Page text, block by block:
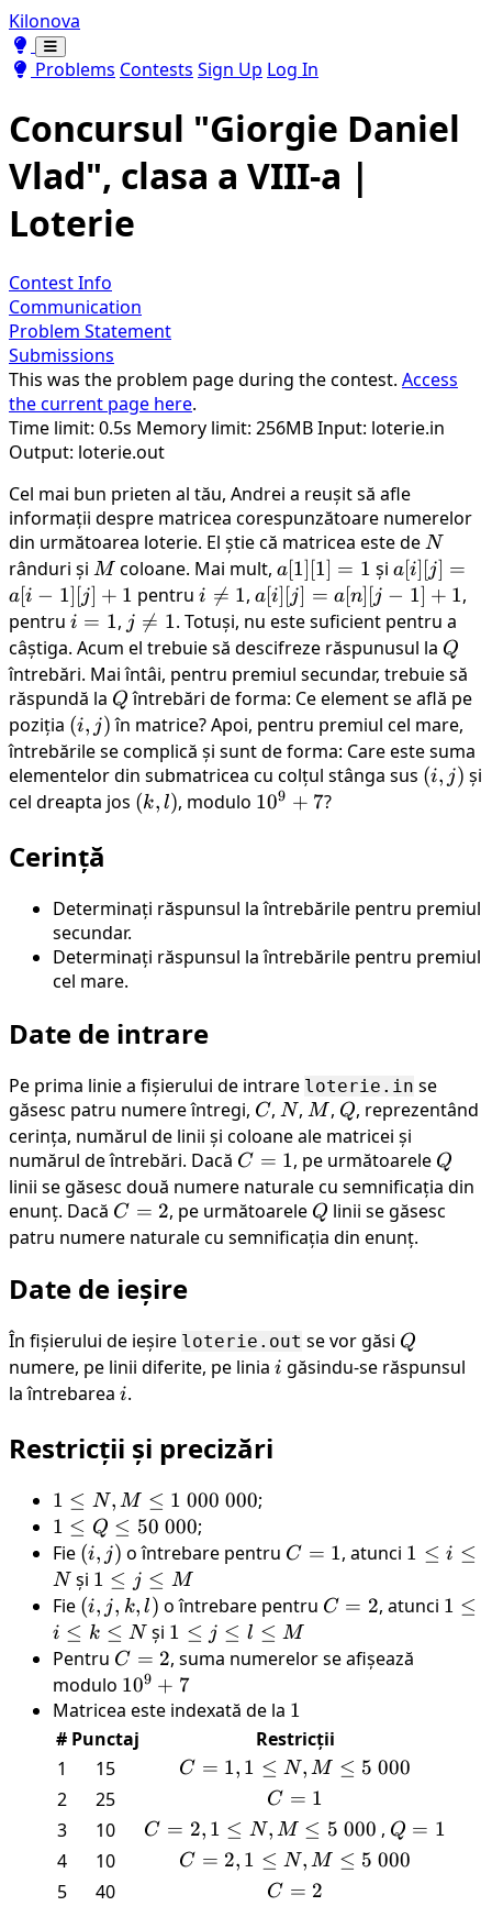
Kilonova
Toggle theme
Toggle theme
Problems Contests Sign Up Log In
Concursul "Giorgie Daniel
Vlad", clasa a VIII-a |
Loterie
Contest Info
Communication
Problem Statement
Submissions
This was the problem page during the contest. Access
the current page here.
Time limit: 0.5s Memory limit: 256MBInput: loterie.in
Output: loterie.out
Cel mai bun prieten al tău, Andrei a reușit să afle
informații despre matricea corespunzătoare numerelor
din următoarea loterie. El știe că matricea este deN
N
rânduri și M
M coloane. Mai mult,a[1]
[1]=1
a[1] [1] = 1 și a[i]
[j]=a[i-
1][j]+1
a[i] [j] =
a[i − 1] [j] + 1 pentrui\neq1
i 
= 1,a[i]
[j]=a[n]
[j-1]+1
a[i] [j] = a[n] [j − 1] + 1,
pentru i=1
i = 1, j\neq1
j 
= 1. Totuși, nu este suficient pentru a
câștiga. Acum el trebuie să descifreze răspunusul la Q
Q
întrebări. Mai întâi, pentru premiul secundar, trebuie să
răspundă la Q
Q întrebări de forma: Ce element se află pe
poziția (i,j)
(i, j)în matrice? Apoi, pentru premiul cel mare,
întrebările se complică și sunt de forma: Care este suma
elementelor din submatricea cu colțul stânga sus (i,j)
(i, j) și
cel dreapta jos (k,l)
(k, l), modulo 10^9+7
109 + 7?
Cerință
Determinați răspunsul la întrebările pentru premiul
secundar.
Determinați răspunsul la întrebările pentru premiul
cel mare.
Date de intrare
Pe prima linie a fișierului de intrare loterie.in se
găsesc patru numere întregi, C
C,N
N,M
M , Q
Q, reprezentând
cerința, numărul de linii și coloane ale matricei și
numărul de întrebări. Dacă C=1
C = 1, pe următoarele Q
Q
linii se găsesc două numere naturale cu semnificația din
enunț. Dacă C=2
C = 2, pe următoarele Q
Q linii se găsesc
patru numere naturale cu semnificația din enunț.
Date de ieșire
În fișierului de ieșire loterie.out se vor găsi Q
Q
numere, pe linii diferite, pe linia i
i găsindu-se răspunsul
la întrebarea i
i.
Restricții și precizări
1
\leq
N,
M
\leq
1 \
000
\
000
1 ≤ N, M ≤ 1 000 000;
1
\leq
Q
\leq
50
\
000
1 ≤ Q ≤ 50 000;
Fie (i,j)
(i, j) o întrebare pentru C=1
C = 1, atunci 1
i\leq
1 ≤ i ≤
N și 1
\leq
j\leq
M
1 ≤ j ≤ M
Fie (i,j,k,l)
(i, j, k, l) o întrebare pentru C=2
C = 2, atunci 1
1 ≤
i ≤ k ≤ N și 1
\leq
j
\leq
\leq
1 ≤ j ≤ l ≤ M
Pentru C=2
C = 2, suma numerelor se afișează
modulo 10^9+7
109 + 7
Matricea este indexată de la 1
1
# Punctaj
Restricții
1
15
C=1,
\leq
N,M
\leq
C = 1, 1 ≤ N, M ≤ 5 000
2
25 C=1
C = 1
3
10
C=2,
1\leq
C = 2, 1 ≤ N, M ≤ 5 000 , Q=1
Q = 1
4
10
C=2,
C = 2, 1 ≤ N, M ≤ 5 000
5
40 C=2
C = 2